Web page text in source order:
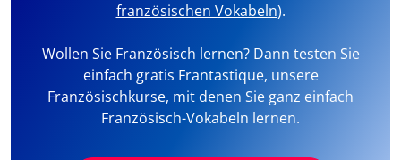
französischen Vokabeln).
Wollen Sie Französisch lernen? Dann testen Sie
einfach gratis Frantastique, unsere
Französischkurse, mit denen Sie ganz einfach
Französisch-Vokabeln lernen.